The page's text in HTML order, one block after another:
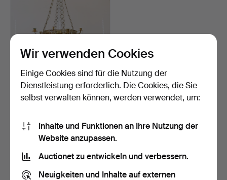
KRONLEUCHTER,
gustavianischer Stil, 20.
Ja…
7 Tage
Suche speichern
Archiv
suchen.
Wir verwenden Cookies
Einige Cookies sind für die Nutzung der
Dienstleistung erforderlich. Die Cookies, die Sie
selbst verwalten können, werden verwendet, um:
Inhalte und Funktionen an Ihre Nutzung der
Website anzupassen.
Auctionet zu entwickeln und verbessern.
Neuigkeiten und Inhalte auf externen